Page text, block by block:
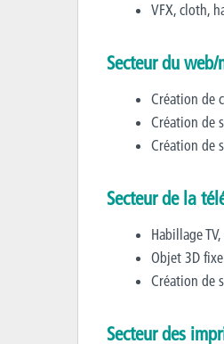
VFX, cloth,
Secteur du
Création de
Création de
Création de
Secteur de la
Habillage
Objet 3D
Création de
Secteur des